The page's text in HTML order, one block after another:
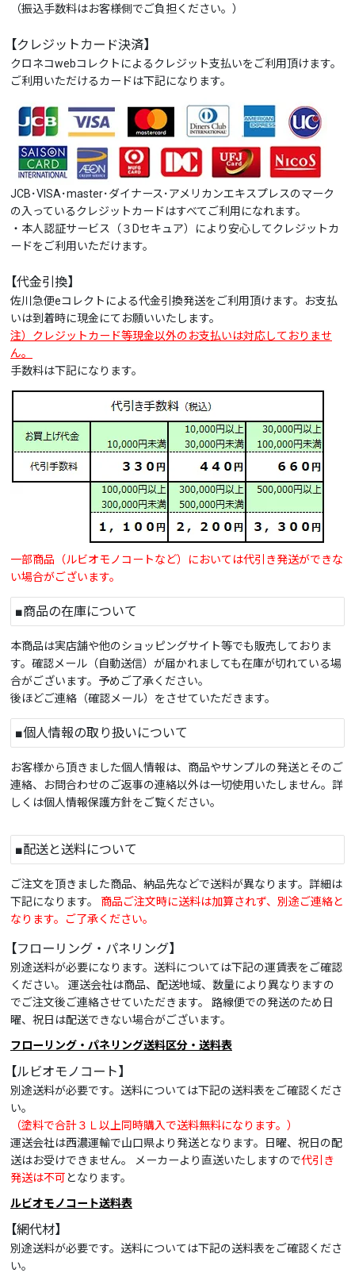
（振込手数料はお客様側でご負担ください。）
【クレジットカード決済】
クロネコwebコレクトによるクレジット支払いをご利用頂けます。
ご利用いただけるカードは下記になります。
JCB･VISA･master･ダイナース･アメリカンエキスプレスのマーク
の入っているクレジットカードはすべてご利用になれます。
・本人認証サービス（３Dセキュア）により安心してクレジットカ
ードをご利用いただけます。
【代金引換】
佐川急便eコレクトによる代金引換発送をご利用頂けます。お支払
いは到着時に現金にてお願いいたします。
注）クレジットカード等現金以外のお支払いは対応しておりませ
ん。
手数料は下記になります。
一部商品（ルビオモノコートなど）においては代引き発送ができな
い場合がございます。
■商品の在庫について
本商品は実店舗や他のショッピングサイト等でも販売しておりま
す。確認メール（自動送信）が届かれましても在庫が切れている場
合がございます。予めご了承ください。
後ほどご連絡（確認メール）をさせていただきます。
■個人情報の取り扱いについて
お客様から頂きました個人情報は、商品やサンプルの発送とそのご
連絡、お問合わせのご返事の連絡以外は一切使用いたしません。詳
しくは個人情報保護方針をご覧ください。
■配送と送料について
ご注文を頂きました商品、納品先などで送料が異なります。詳細は
下記になります。 商品ご注文時に送料は加算されず、別途ご連絡と
なります。ご了承ください。
【フローリング・パネリング】
別途送料が必要になります。送料については下記の運賃表をご確認
ください。 運送会社は商品、配送地域、数量により異なりますの
でご注文後ご連絡させていただきます。 路線便での発送のため日
曜、祝日は配送できない場合がございます。
フローリング・パネリング送料区分・送料表
【ルビオモノコート】
別途送料が必要です。送料については下記の送料表をご確認くださ
い。
（塗料で合計３Ｌ以上同時購入で送料無料になります。）
運送会社は西濃運輸で山口県より発送となります。日曜、祝日の配
送はお受けできません。 メーカーより直送いたしますので代引き
発送は不可となります。
ルビオモノコート送料表
【網代材】
別途送料が必要です。送料については下記の送料表をご確認くださ
い。